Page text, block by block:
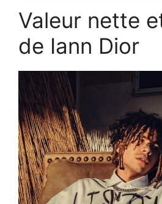
Valeur nette
de Iann Dior